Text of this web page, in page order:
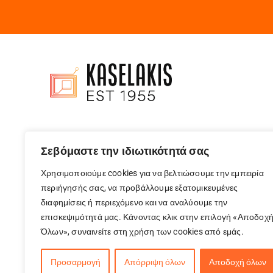
Σεβόμαστε την ιδιωτικότητά σας
Χρησιμοποιούμε cookies για να βελτιώσουμε την εμπειρία
περιήγησής σας, να προβάλλουμε εξατομικευμένες
διαφημίσεις ή περιεχόμενο και να αναλύουμε την
επισκεψιμότητά μας. Κάνοντας κλικ στην επιλογή «Αποδοχή
Όλων», συναινείτε στη χρήση των cookies από εμάς.
Προσαρμογή Απόρριψη όλων Αποδοχή όλων
OLEO-MAC
Olimpia Splendid
PANASONIC
PHILIPS
PRIMO
PRINCESS
PYRAMIS
PYREX
RAZER
REMINGTON
REVLON